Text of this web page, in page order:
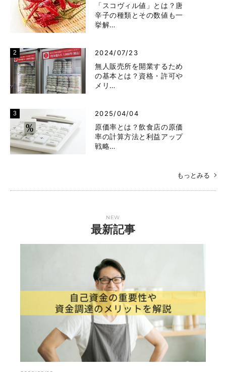
「スコヴィル値」とは？唐
辛子の種類とその数値も一
挙解…
2024/07/23
無人販売所を開業するため
の基本とは？資格・許可や
メリ…
2025/04/04
原価率とは？飲食店の原価
率の計算方法と利益アップ
戦略…
もっとみる
NEW
最新記事